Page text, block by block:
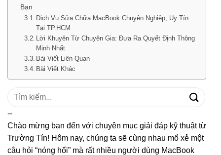
Bạn
Dịch Vụ Sửa Chữa MacBook Chuyên Nghiệp, Uy Tín
Tại TP.HCM
Lời Khuyên Từ Chuyên Gia: Đưa Ra Quyết Định Thông
Minh Nhất
Bài Viết Liên Quan
Bài Viết Khác
Tìm
--
Chào mừng bạn đến với chuyên mục giải đáp kỹ thuật từ
Trường Tín! Hôm nay, chúng ta sẽ cùng nhau mổ xẻ một
câu hỏi “nóng hổi” mà rất nhiều người dùng MacBook